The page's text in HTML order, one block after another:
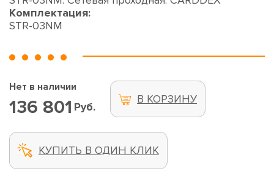
Комплектация:
STR-03NM
Нет в наличии
136 801 Руб.
В КОРЗИНУ
КУПИТЬ В ОДИН КЛИК